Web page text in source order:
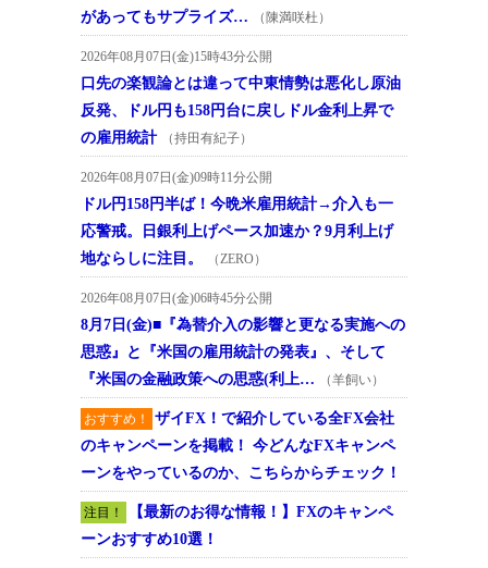
があってもサプライズ…
（陳満咲杜）
2026年08月07日(金)15時43分公開
口先の楽観論とは違って中東情勢は悪化し原油
反発、ドル円も158円台に戻しドル金利上昇で
の雇用統計
（持田有紀子）
2026年08月07日(金)09時11分公開
ドル円158円半ば！今晩米雇用統計→介入も一
応警戒。日銀利上げペース加速か？9月利上げ
地ならしに注目。
（ZERO）
2026年08月07日(金)06時45分公開
8月7日(金)■『為替介入の影響と更なる実施への
思惑』と『米国の雇用統計の発表』、そして
『米国の金融政策への思惑(利上…
（羊飼い）
おすすめ！
ザイFX！で紹介している全FX会社
のキャンペーンを掲載！ 今どんなFXキャンペ
ーンをやっているのか、こちらからチェック！
注目！
【最新のお得な情報！】FXのキャンペ
ーンおすすめ10選！